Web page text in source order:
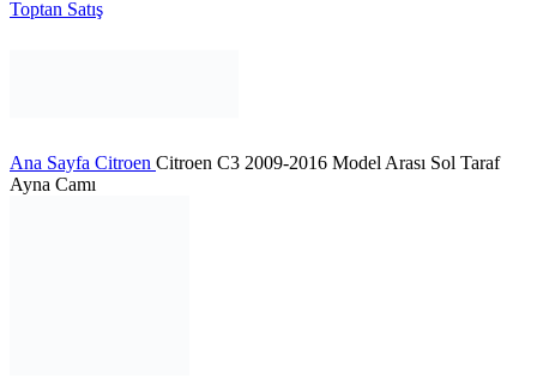
Toptan Satış
Ana Sayfa Citroen Citroen C3 2009-2016 Model Arası Sol Taraf
Ayna Camı